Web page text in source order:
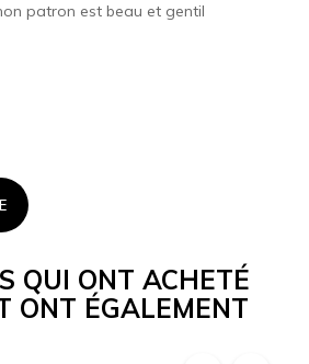
patron est beau et gentil
QUI ONT ACHETÉ
ONT ÉGALEMENT